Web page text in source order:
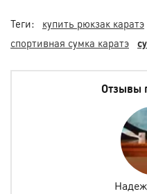
Теги: купить рюкзак каратэ
спортивная сумка каратэ
Отзывы